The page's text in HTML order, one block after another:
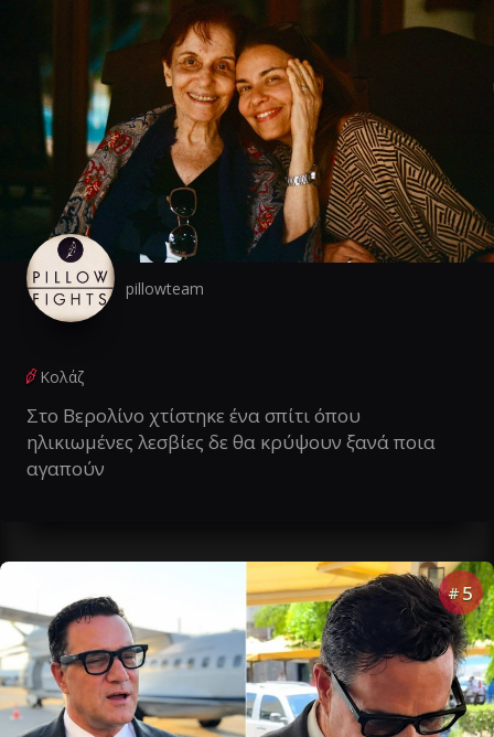
pillowteam
Κολάζ
Στο Βερολίνο χτίστηκε ένα σπίτι όπου
ηλικιωμένες λεσβίες δε θα κρύψουν ξανά ποια
αγαπούν
# 5